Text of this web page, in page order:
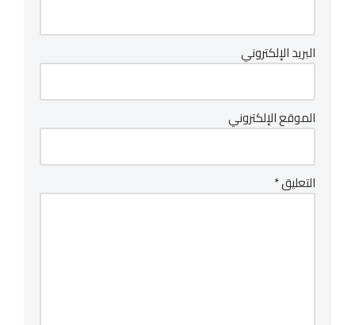
البريد الإلكتروني
الموقع الإلكتروني
التعليق*